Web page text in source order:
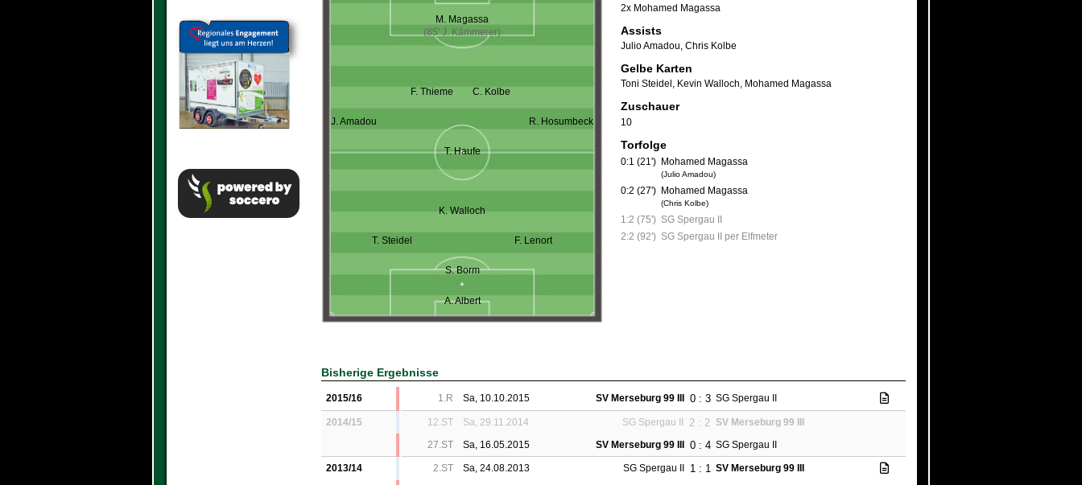
M. Magassa
(85' J. Kämmerer)
F. Thieme C. Kolbe
J. Amadou R. Hosumbeck
T. Haufe
K. Walloch
T. Steidel F. Lenort
S. Borm
A. Albert
2x Mohamed Magassa
Assists
Julio Amadou, Chris Kolbe
Gelbe Karten
Toni Steidel , Kevin Walloch, Mohamed Magassa
Zuschauer
10
Torfolge
0:1 (21') Mohamed Magassa
(Julio Amadou)
0:2 (27') Mohamed Magassa
(Chris Kolbe)
1:2 (75') SG Spergau II
2:2 (92') SG Spergau II per Elfmeter
Bisherige Ergebnisse
2015/16 1.R Sa, 10.10.2015 SV Merseburg 99 III 0 : 3 SG Spergau II
2014/15 12.ST Sa, 29.11.2014 SG Spergau II 2 : 2 SV Merseburg 99 III
27.ST
Sa, 16.05.2015 SV Merseburg 99 III 0 : 4 SG Spergau II
2013/14 2.ST Sa, 24.08.2013 SG Spergau II 1 : 1 SV Merseburg 99 III